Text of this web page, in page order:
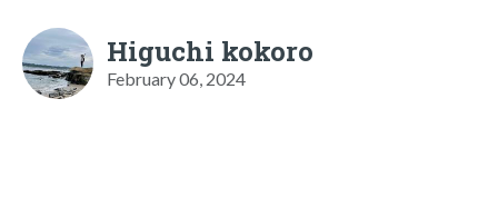
Higuchi kokoro
February 06, 2024